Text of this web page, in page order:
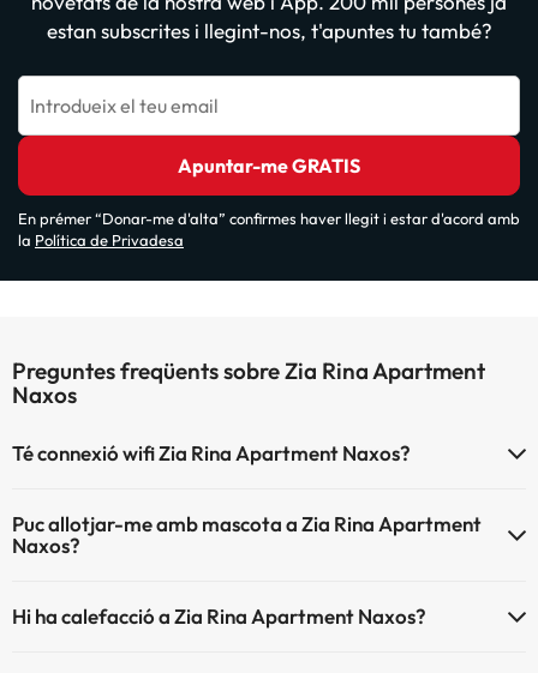
estan subscrites i llegint-nos, t'apuntes tu també?
Introdueix el teu email
Apuntar-me GRATIS
En prémer “Donar-me d'alta” confirmes haver llegit i estar d'acord amb
la Política de Privadesa
Preguntes freqüents sobre Zia Rina Apartment
Naxos
Té connexió wifi Zia Rina Apartment Naxos?
Puc allotjar-me amb mascota a Zia Rina Apartment
Naxos?
Hi ha calefacció a Zia Rina Apartment Naxos?